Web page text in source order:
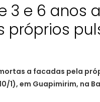
3 e 6 anos a
próprios
a facadas pela
1), em Guapimirim, na